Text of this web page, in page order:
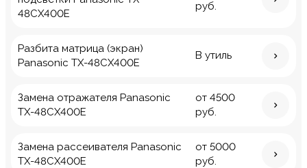
48CX400E
руб.
Разбита матрица (экран)
Panasonic TX-48CX400E
В утиль
Замена отражателя Panasonic
TX-48CX400E
от 4500
руб.
Замена рассеивателя Panasonic
TX-48CX400E
от 5000
руб.